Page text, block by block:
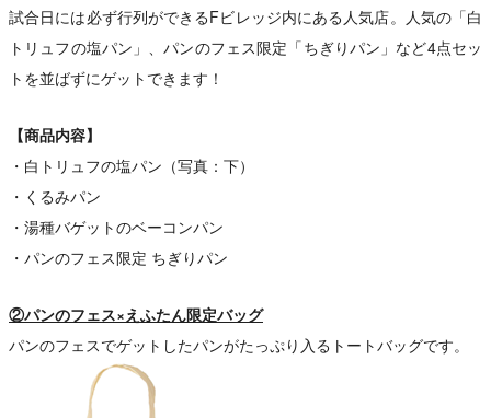
試合日には必ず行列ができるFビレッジ内にある人気店。人気の「白
トリュフの塩パン」、パンのフェス限定「ちぎりパン」など4点セッ
トを並ばずにゲットできます！
【商品内容】
・白トリュフの塩パン（写真：下）
・くるみパン
・湯種バゲットのベーコンパン
・パンのフェス限定 ちぎりパン
②パンのフェス×えふたん限定バッグ
パンのフェスでゲットしたパンがたっぷり入るトートバッグです。